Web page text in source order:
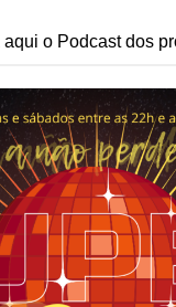
o Podcast dos